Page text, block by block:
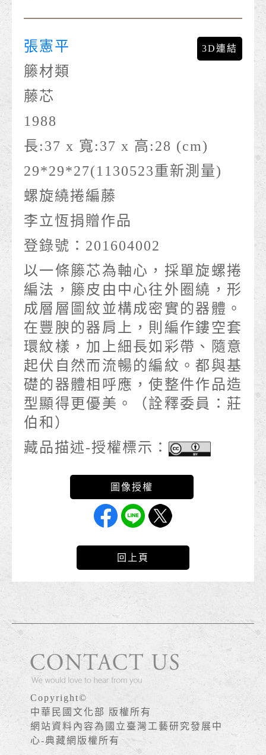
3D連結
張憲平
籐材類
藤芯
1988
長:37 x 寬:37 x 高:28 (cm)
29*29*27(1130523重新測量)
螺旋繞捲編藤
李立恆捐贈作品
登錄號：201604002
以一條籐芯為軸心，採單旋螺捲
編法，籐皮由中心往外圈繞，形
成層層圖紋並構成密實的器體。
在豐腴的器肩上，則編作鏤空套
環紋樣，加上細長如彩帶、隨意
起伏自然而流暢的編紋。都與基
礎的器體相呼應，使整件作品造
型顯得更優美。（詮釋委員：莊
伯和）
藏品描述-授權標示：
回上頁
Copyright©
中華民國文化部 版權所有
網站資料內容為國立臺灣工藝研究發展中
心-典藏網版權所有